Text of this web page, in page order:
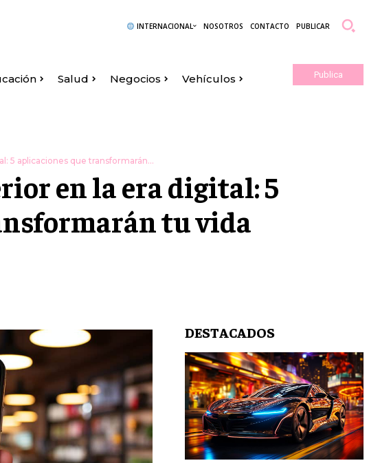
INTERNACIONAL NOSOTROS CONTACTO PUBLICAR
Salud Negocios Vehículos Publica
5 aplicaciones que transformarán...
en la era digital: 5
tu vida
DESTACADOS